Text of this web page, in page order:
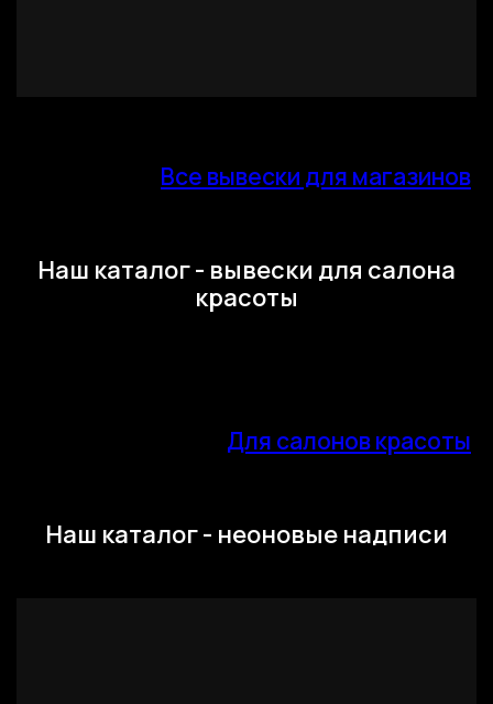
Все вывески для магазинов
Наш каталог - вывески для салона
красоты
Для салонов красоты
Наш каталог - неоновые надписи